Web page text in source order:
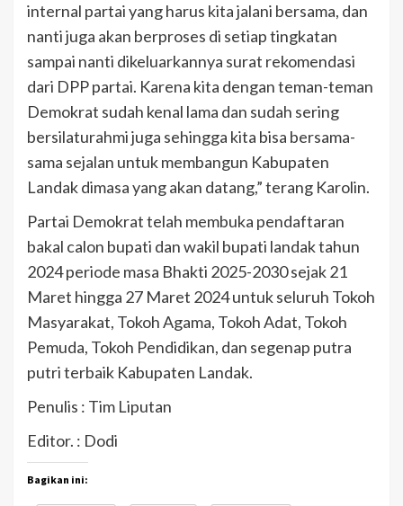
internal partai yang harus kita jalani bersama, dan
nanti juga akan berproses di setiap tingkatan
sampai nanti dikeluarkannya surat rekomendasi
dari DPP partai. Karena kita dengan teman-teman
Demokrat sudah kenal lama dan sudah sering
bersilaturahmi juga sehingga kita bisa bersama-
sama sejalan untuk membangun Kabupaten
Landak dimasa yang akan datang,” terang Karolin.
Partai Demokrat telah membuka pendaftaran
bakal calon bupati dan wakil bupati landak tahun
2024 periode masa Bhakti 2025-2030 sejak 21
Maret hingga 27 Maret 2024 untuk seluruh Tokoh
Masyarakat, Tokoh Agama, Tokoh Adat, Tokoh
Pemuda, Tokoh Pendidikan, dan segenap putra
putri terbaik Kabupaten Landak.
Penulis : Tim Liputan
Editor. : Dodi
Bagikan ini: